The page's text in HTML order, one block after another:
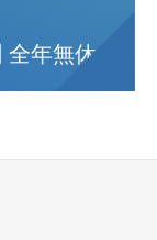
全年無休